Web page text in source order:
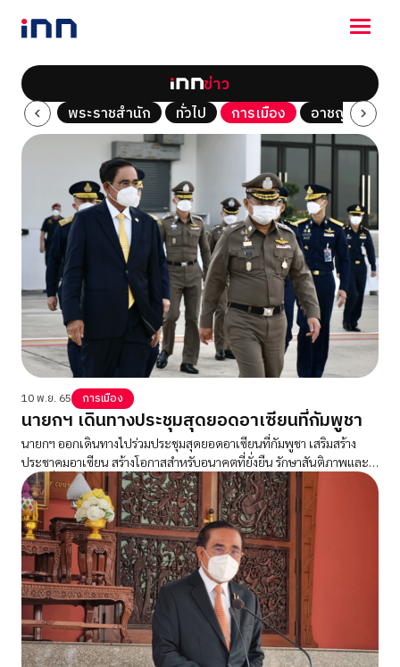
NEWS
ENTERTAINMENT
LIFESTYLE
HOROSCOPE
LOTTERY
VIDEO
ร่วมด้วยช่วยกัน
ข่าว
Tech พระราชสำนัก ทั่วไป การเมือง อาชญากรรม
10 พ.ย. 65 การเมือง
นายกฯ เดินทางประชุมสุดยอดอาเซียนที่กัมพูชา
นายกฯ ออกเดินทางไปร่วมประชุมสุดยอดอาเซียนที่กัมพูชา เสริมสร้าง
ประชาคมอาเซียน สร้างโอกาสสำหรับอนาคตที่ยั่งยืน รักษาสันติภาพและ
ความมั่นคงในภูมิภาค